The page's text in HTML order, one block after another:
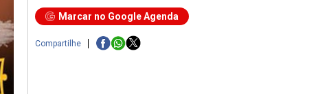
Marcar no Google Agenda
Compartilhe